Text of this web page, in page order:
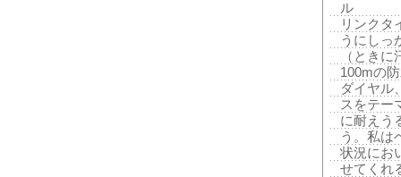
ル
リンクタ
うにしっ
（とき
100mの
ダイヤル
スをテー
に耐えう
う。私は
状況にお
せてくれ